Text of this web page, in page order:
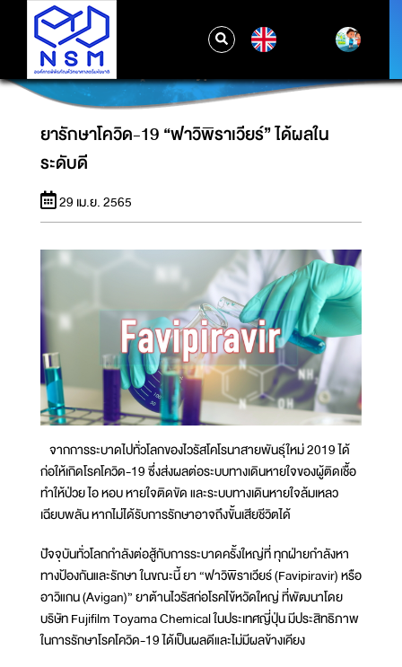
ยารักษาโควิด-19 “ฟาวิพิราเวียร์” ได้ผลในระดับ
ดี
ยารักษาโควิด-19 “ฟาวิพิราเวียร์” ได้ผลใน
ระดับดี
29 เม.ย. 2565
จากการระบาดไปทั่วโลกของไวรัสโคโรนาสายพันธุ์ใหม่ 2019 ได้
ก่อให้เกิดโรคโควิด-19 ซึ่งส่งผลต่อระบบทางเดินหายใจของผู้ติดเชื้อ
ทำให้ป่วย ไอ หอบ หายใจติดขัด และระบบทางเดินหายใจล้มเหลว
เฉียบพลัน หากไม่ได้รับการรักษาอาจถึงขั้นเสียชีวิตได้
ปัจจุบันทั่วโลกกำลังต่อสู้กับการระบาดครั้งใหญ่ที่ ทุกฝ่ายกำลังหา
ทางป้องกันและรักษา ในขณะนี้ ยา “ฟาวิพิราเวียร์ (Favipiravir) หรือ
อาวิแกน (Avigan)” ยาต้านไวรัสก่อโรคไข้หวัดใหญ่ ที่พัฒนาโดย
บริษัท Fujifilm Toyama Chemical ในประเทศญี่ปุ่น มีประสิทธิภาพ
ในการรักษาโรคโควิด-19 ได้เป็นผลดีและไม่มีผลข้างเคียง